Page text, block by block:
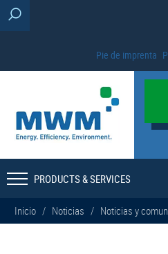
Pie de imprenta
PRODUCTS & SERVICES
Inicio / Noticias / Noticias y